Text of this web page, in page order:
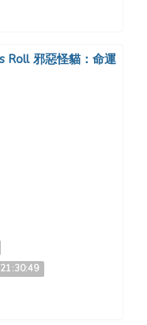
Roll 邪惡怪貓：命運